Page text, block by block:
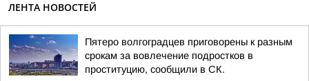
ЛЕНТА НОВОСТЕЙ
Пятеро волгоградцев приговорены к разным
срокам за вовлечение подростков в
проституцию, сообщили в СК.